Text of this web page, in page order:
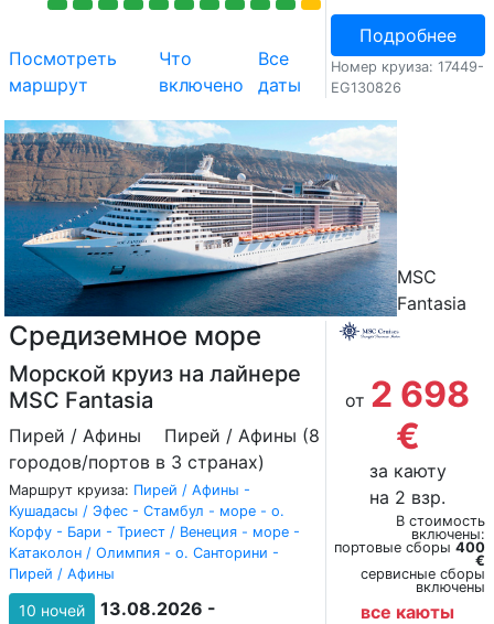
Посмотреть
маршрут
Что
включено
Все
даты
Подробнее
Номер круиза: 17449-
EG130826
MSC
Fantasia
Средиземное море
Морской круиз на лайнере
MSC Fantasia
Пирей / Афины
Пирей / Афины (8
городов/портов в 3 странах)
Маршрут круиза: Пирей / Афины -
Кушадасы / Эфес - Стамбул - море - о.
Корфу - Бари - Триест / Венеция - море -
Катаколон / Олимпия - о. Санторини -
Пирей / Афины
10 ночей
13.08.2026 -
от 2 698
€
за каюту
на 2 взр.
В стоимость
включены:
портовые сборы 400
€
сервисные сборы
включены
все каюты